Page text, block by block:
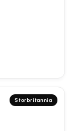
Storbritannia